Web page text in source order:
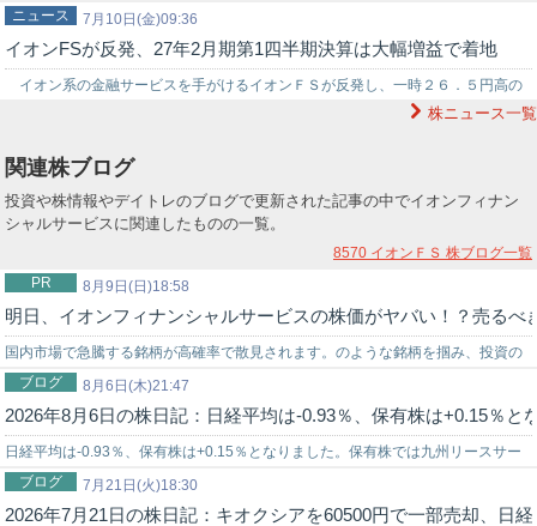
１四半期（２６年３－５月）の連結決算を発表。大幅な増益で着地した。 第１
四半…
7月10日(金)09:36
ニュース
イオンFSが反発、27年2月期第1四半期決算は大幅増益で着地
イオン系の金融サービスを手がけるイオンＦＳが反発し、一時２６．５円高の
１５５９円を付けている。９日引け後、２７年２月期第１四半期（２６年３－５
株ニュース一覧
関連株ブログ
投資や株情報やデイトレのブログで更新された記事の中でイオンフィナン
シャルサービスに関連したものの一覧。
8570 イオンＦＳ 株ブログ一覧
8月9日(日)18:58
PR
明日、イオンフィナンシャルサービスの株価がヤバい！？売る
国内市場で急騰する銘柄が高確率で散見されます。のような銘柄を掴み、投資の
世界でチャンスを狙うなら信頼できる投資助言を得ることが重要です。弊社では
投資戦略に困っている初心者の投資家様をサポートする環境を…
8月6日(木)21:47
ブログ
2026年8月6日の株日記：日経平均は-0.93％、保有株は+0.15％と
日経平均は-0.93％、保有株は+0.15％となりました。保有株では九州リースサー
ビスが+4.16％、マネーフォワードが+3.37％、イオンフィナン…
7月21日(火)18:30
ブログ
2026年7月21日の株日記：キオクシアを60500円で一部売却、日